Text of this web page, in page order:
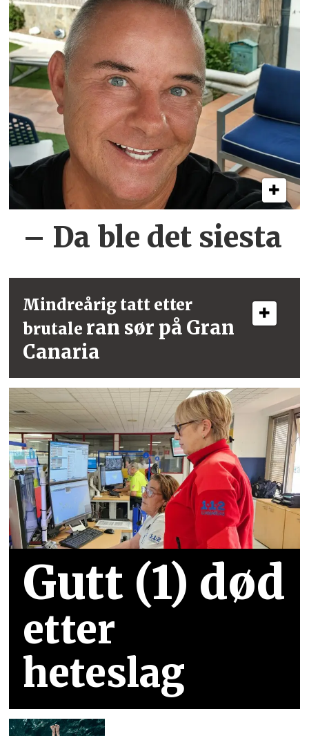
– Da ble det siesta
Mindreårig tatt etter
brutale ran sør på Gran
Canaria
Gutt (1) død
etter
heteslag